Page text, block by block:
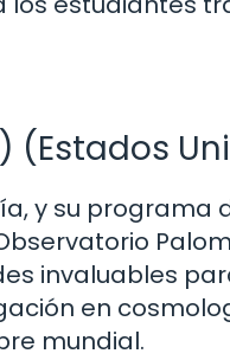
(Estados
y su programa
invaluables
en
mundial.